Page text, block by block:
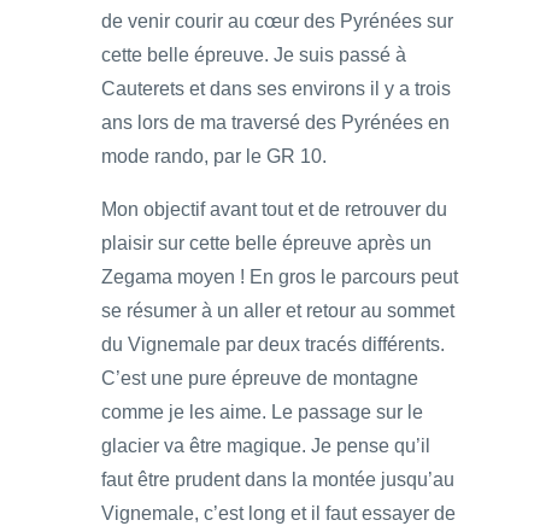
de venir courir au cœur des Pyrénées sur
cette belle épreuve. Je suis passé à
Cauterets et dans ses environs il y a trois
ans lors de ma traversé des Pyrénées en
mode rando, par le GR 10.
Mon objectif avant tout et de retrouver du
plaisir sur cette belle épreuve après un
Zegama moyen ! En gros le parcours peut
se résumer à un aller et retour au sommet
du Vignemale par deux tracés différents.
C’est une pure épreuve de montagne
comme je les aime. Le passage sur le
glacier va être magique. Je pense qu’il
faut être prudent dans la montée jusqu’au
Vignemale, c’est long et il faut essayer de